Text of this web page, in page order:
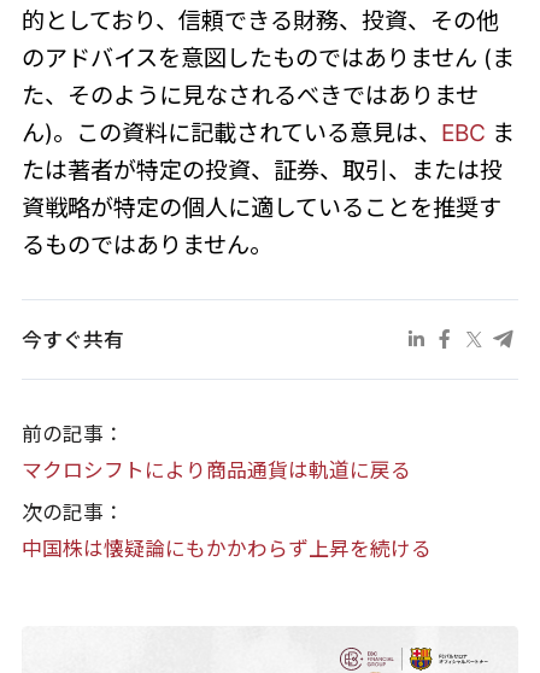
的としており、信頼できる財務、投資、その他
のアドバイスを意図したものではありません (ま
た、そのように見なされるべきではありませ
ん)。この資料に記載されている意見は、 EBC ま
たは著者が特定の投資、証券、取引、または投
資戦略が特定の個人に適していることを推奨す
るものではありません。
今すぐ共有
前の記事：
マクロシフトにより商品通貨は軌道に戻る
次の記事：
中国株は懐疑論にもかかわらず上昇を続ける